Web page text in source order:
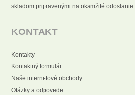
skladom pripravenými na okamžité odoslanie.
KONTAKT
Kontakty
Kontaktný formulár
Naše internetové obchody
Otázky a odpovede